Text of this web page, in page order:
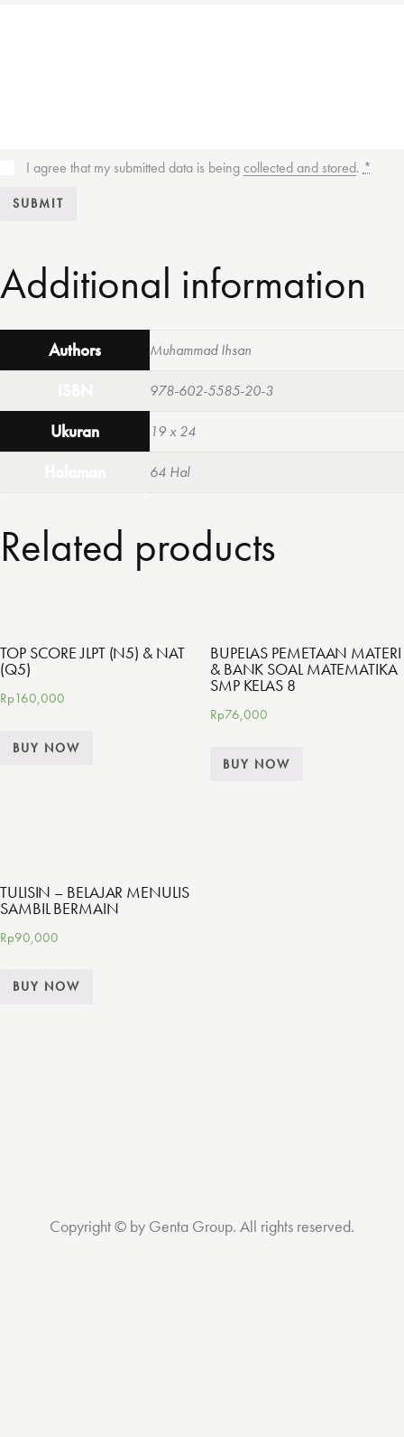
I agree that my submitted data is beingcollected and stored. *
Additional information
Authors Muhammad Ihsan
978-602-5585-20-3
Ukuran 19 x 24
64 Hal
Related products
TOP SCORE JLPT (N5) & NAT
(Q5)
Rp160,000
BUY NOW
BUPELAS PEMETAAN MATERI
& BANK SOAL MATEMATIKA
SMP KELAS 8
Rp76,000
BUY NOW
TULISIN – BELAJAR MENULIS
SAMBIL BERMAIN
Rp90,000
BUY NOW
Copyright © by Genta Group. All rights reserved.